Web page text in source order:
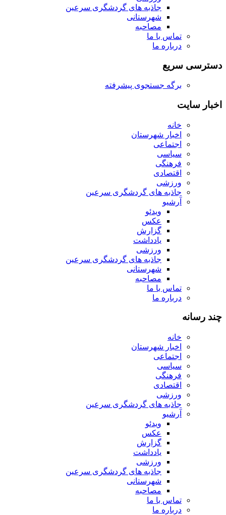
جاذبه های گردشگری سرعین
شهرستانی
مصاحبه
تماس با ما
درباره ما
دسترسی سریع
برگه جستجوی پیشرفته
اخبار سایت
خانه
اخبار شهرستان
اجتماعی
سیاسی
فرهنگی
اقتصادی
ورزشی
جاذبه های گردشگری سرعین
آرشیو
ویدئو
عکس
گزارش
یادداشت
ورزشی
جاذبه های گردشگری سرعین
شهرستانی
مصاحبه
تماس با ما
درباره ما
چند رسانه
خانه
اخبار شهرستان
اجتماعی
سیاسی
فرهنگی
اقتصادی
ورزشی
جاذبه های گردشگری سرعین
آرشیو
ویدئو
عکس
گزارش
یادداشت
ورزشی
جاذبه های گردشگری سرعین
شهرستانی
مصاحبه
تماس با ما
درباره ما